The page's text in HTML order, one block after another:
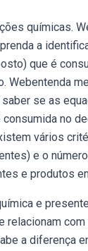
químicas.
a
que é
Webentenda
se as
no
vários
e o
e produtos
e
relacionam
a diferença